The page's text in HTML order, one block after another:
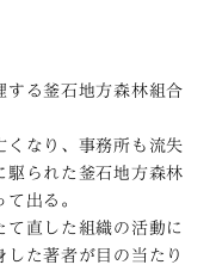
する釜石地方森林組合
くなり、事務所も流失
られた釜石地方森林
出る。
直した組織の活動に
た著者が目の当たり